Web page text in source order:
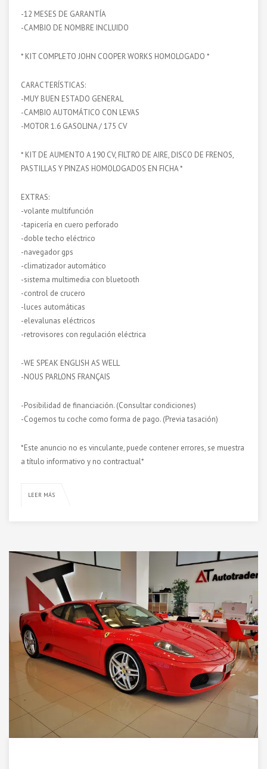
-12 MESES DE GARANTÍA
-CAMBIO DE NOMBRE INCLUIDO
* KIT COMPLETO JOHN COOPER WORKS HOMOLOGADO *
CARACTERÍSTICAS:
-MUY BUEN ESTADO GENERAL
-CAMBIO AUTOMÁTICO CON LEVAS
-MOTOR 1.6 GASOLINA / 175 CV
* KIT DE AUMENTO A 190 CV, FILTRO DE AIRE, DISCO DE FRENOS,
PASTILLAS Y PINZAS HOMOLOGADOS EN FICHA *
EXTRAS:
-volante multifunción
-tapicería en cuero perforado
-doble techo eléctrico
-navegador gps
-climatizador automático
-sistema multimedia con bluetooth
-control de crucero
-luces automáticas
-elevalunas eléctricos
-retrovisores con regulación eléctrica
-WE SPEAK ENGLISH AS WELL
-NOUS PARLONS FRANÇAIS
-Posibilidad de financiación. (Consultar condiciones)
-Cogemos tu coche como forma de pago. (Previa tasación)
*Este anuncio no es vinculante, puede contener errores, se muestra
a título informativo y no contractual*
LEER MÁS